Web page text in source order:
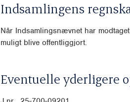
Indsamlingens
Når Indsamlingsnævnet har
muligt blive offentliggjort.
Eventuelle yderligere